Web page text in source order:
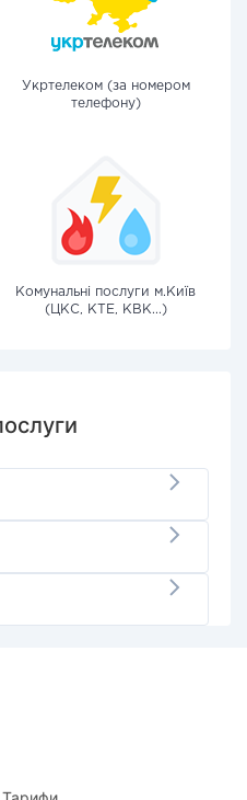
Укртелеком (за номером
телефону)
Комунальні послуги м.Київ
(ЦКС, КТЕ, КВК...)